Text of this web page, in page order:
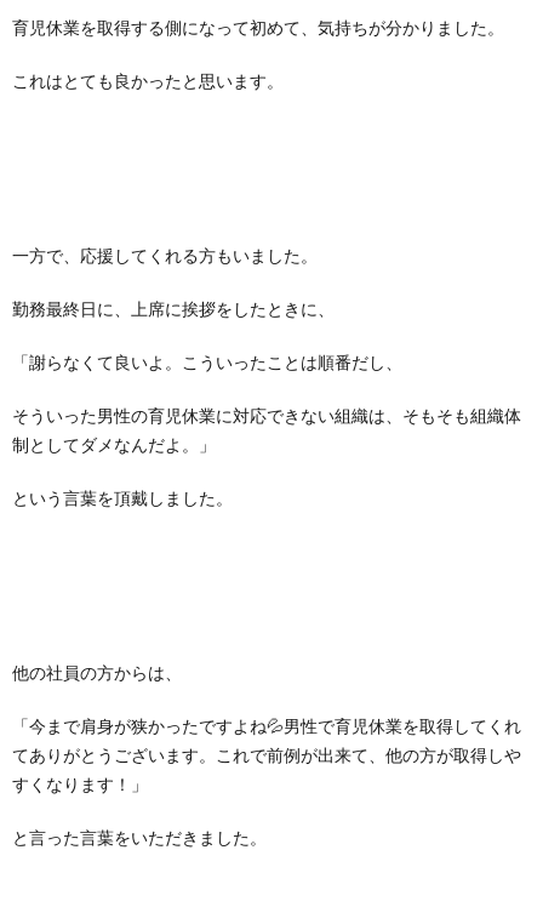
育児休業を取得する側になって初めて、気持ちが分かりました。
これはとても良かったと思います。
一方で、応援してくれる方もいました。
勤務最終日に、上席に挨拶をしたときに、
「謝らなくて良いよ。こういったことは順番だし、
そういった男性の育児休業に対応できない組織は、そもそも組織体
制としてダメなんだよ。」
という言葉を頂戴しました。
他の社員の方からは、
「今まで肩身が狭かったですよね💦男性で育児休業を取得してくれ
てありがとうございます。これで前例が出来て、他の方が取得しや
すくなります！」
と言った言葉をいただきました。